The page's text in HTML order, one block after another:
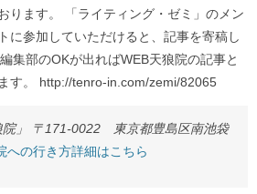
ります。 「ライティング・ゼミ」のメン
に参加していただけると、記事を寄稿し
集部のOKが出ればWEB天狼院の記事と
す。 http://tenro-in.com/zemi/82065
院」 〒171-0022 東京都豊島区南池袋
への行き方詳細はこちら